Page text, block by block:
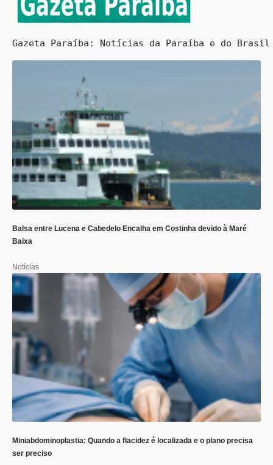
Gazeta Paraíba: Notícias da Paraíba e do
Balsa entre Lucena e Cabedelo Encalha em Costinha devido à Maré
Baixa
Notícias
Miniabdominoplastia: Quando a flacidez é localizada e o plano precisa
ser preciso